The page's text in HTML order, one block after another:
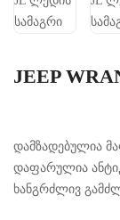
JEEP
დამზადებულია
დაფარულია
ხანგრძლივ